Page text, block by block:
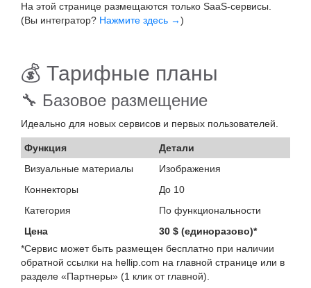
На этой странице размещаются только SaaS-сервисы.
(Вы интегратор? Нажмите здесь →)
💰 Тарифные планы
🔧 Базовое размещение
Идеально для новых сервисов и первых пользователей.
Функция
Детали
Визуальные материалы
Изображения
Коннекторы
До 10
Категория
По функциональности
Цена
30 $ (единоразово)*
*Сервис может быть размещен бесплатно при наличии
обратной ссылки на hellip.com на главной странице или в
разделе «Партнеры» (1 клик от главной).